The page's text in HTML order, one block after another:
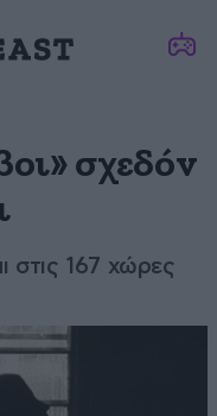
σχεδόν
στις 167 χώρες